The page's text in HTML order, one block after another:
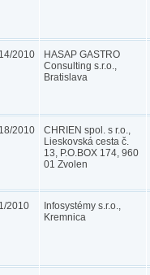
14/2010
HASAP GASTRO
Consulting s.r.o.,
Bratislava
18/2010
CHRIEN spol. s r.o.,
Lieskovská cesta č.
13, P.O.BOX 174, 960
01 Zvolen
1/2010
Infosystémy s.r.o.,
Kremnica